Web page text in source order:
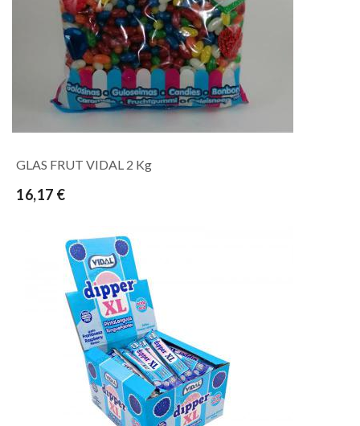
GLAS FRUT VIDAL 2 Kg
16,17 €